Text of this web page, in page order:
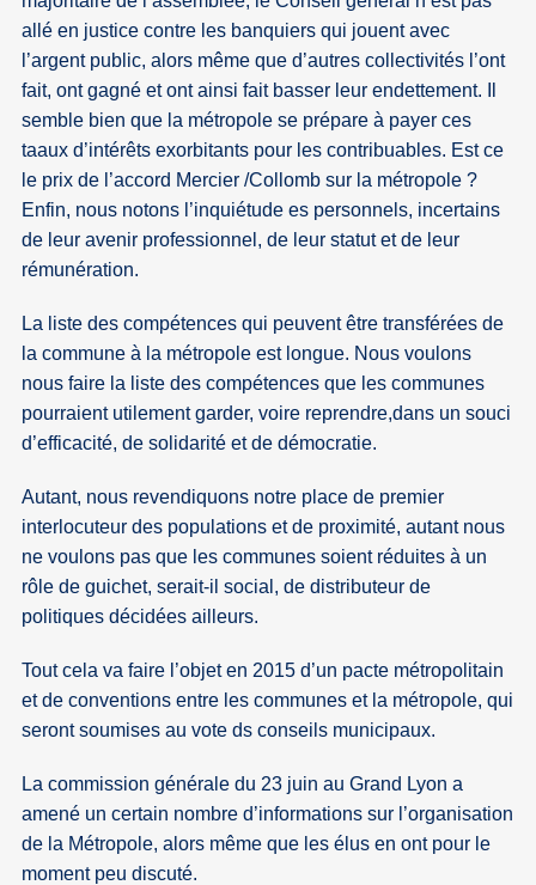
allé en justice contre les banquiers qui jouent avec
l’argent public, alors même que d’autres collectivités l’ont
fait, ont gagné et ont ainsi fait basser leur endettement. Il
semble bien que la métropole se prépare à payer ces
taaux d’intérêts exorbitants pour les contribuables. Est ce
le prix de l’accord Mercier /Collomb sur la métropole ?
Enfin, nous notons l’inquiétude es personnels, incertains
de leur avenir professionnel, de leur statut et de leur
rémunération.
La liste des compétences qui peuvent être transférées de
la commune à la métropole est longue. Nous voulons
nous faire la liste des compétences que les communes
pourraient utilement garder, voire reprendre,dans un souci
d’efficacité, de solidarité et de démocratie.
Autant, nous revendiquons notre place de premier
interlocuteur des populations et de proximité, autant nous
ne voulons pas que les communes soient réduites à un
rôle de guichet, serait-il social, de distributeur de
politiques décidées ailleurs.
Tout cela va faire l’objet en 2015 d’un pacte métropolitain
et de conventions entre les communes et la métropole, qui
seront soumises au vote ds conseils municipaux.
La commission générale du 23 juin au Grand Lyon a
amené un certain nombre d’informations sur l’organisation
de la Métropole, alors même que les élus en ont pour le
moment peu discuté.